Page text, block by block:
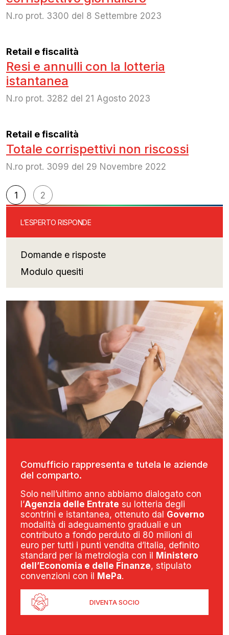
N.ro prot. 3300 del 8 Settembre 2023
Retail e fiscalità
Resi e annulli con la lotteria
istantanea
N.ro prot. 3282 del 21 Agosto 2023
Retail e fiscalità
Totale corrispettivi non riscossi
N.ro prot. 3099 del 29 Novembre 2022
Navigazione
articoli
1 2
L’ESPERTO RISPONDE
Domande e risposte
Modulo quesiti
Comufficio rappresenta e tutela le aziende
del comparto.
Solo nell’ultimo anno abbiamo dialogato con
l’Agenzia delle Entrate su lotteria degli
scontrini e istantanea, ottenuto dal Governo
modalità di adeguamento graduali e un
contributo a fondo perduto di 80 milioni di
euro per tutti i punti vendita d’Italia, definito
standard per la metrologia con il
Ministero
dell’Economia e delle Finanze, stipulato
convenzioni con il
MePa.
DIVENTA SOCIO